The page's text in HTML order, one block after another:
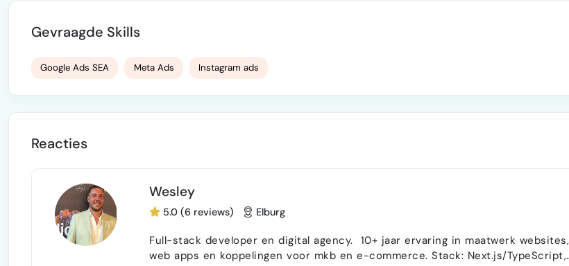
Gevraagde Skills
Google Ads SEA Meta Ads Instagram ads
Reacties
Wesley
5.0 (6 reviews) Elburg
Full-stack developer en digital agency. 10+ jaar ervaring in maatwerk websites,
web apps en koppelingen voor mkb en e-commerce. Stack: Next.js/TypeScript,